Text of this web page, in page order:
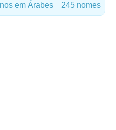
em Árabes 245 nomes